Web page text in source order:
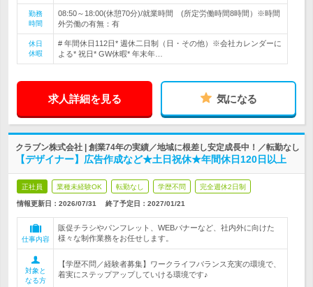
勤務
時間
08:50～18:00(休憩70分)/就業時間 (所定労働時間8時間）※時間
外労働の有無：有
休日
休暇
# 年間休日112日* 週休二日制（日・その他）※会社カレンダーに
よる* 祝日* GW休暇* 年末年…
求人詳細を見る 気になる
クラブン株式会社 | 創業74年の実績／地域に根差し安定成長中！／転勤なし
【デザイナー】広告作成など★土日祝休★年間休日120日以上
正社員 業種未経験OK 転勤なし 学歴不問 完全週休2日制
情報更新日：2026/07/31 終了予定日： 2027/01/21
仕事内容
販促チラシやパンフレット、WEBバナーなど、社内外に向けた
様々な制作業務をお任せします。
対象と
なる方
【学歴不問／経験者募集】ワークライフバランス充実の環境で、
着実にステップアップしていける環境です♪